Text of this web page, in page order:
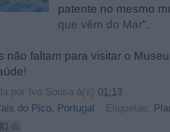
patente no mesmo
que vêm do Mar".
não faltam para visitar o
por Ivo Sousa à(s) 01:13
do Pico, Portugal Etiquetas: